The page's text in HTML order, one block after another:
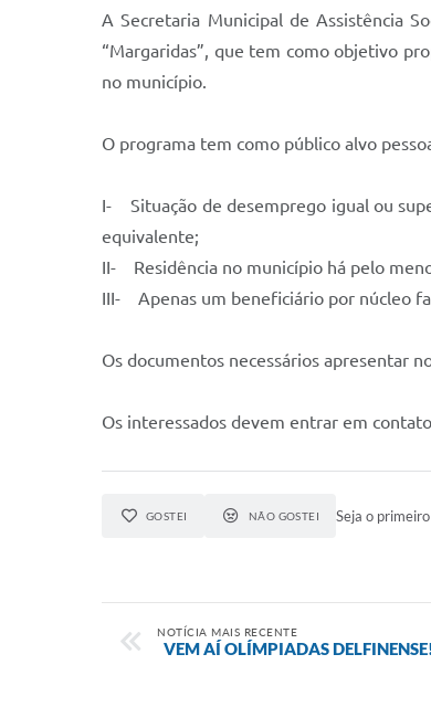
A Secretaria Municipal de Assistência
“Margaridas”, que tem como objetivo
no município.
O programa tem como público alvo
I- Situação de desemprego igual ou
equivalente;
II- Residência no município há pelo
III- Apenas um beneficiário por núcleo
Os documentos necessários apresentar
Os interessados devem entrar em
GOSTEI NÃO GOSTEI Seja o
NOTÍCIA MAIS RECENTE
VEM AÍ OLÍMPIADAS DELFINENSE!